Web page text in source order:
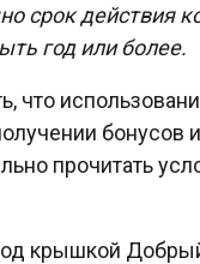
срок действия
год или более.
что
прочитать
крышкой